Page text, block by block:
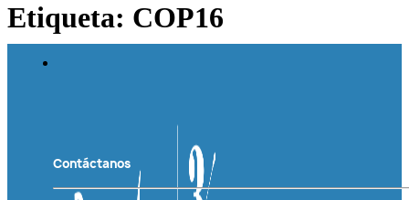
Etiqueta: COP16
Contáctanos